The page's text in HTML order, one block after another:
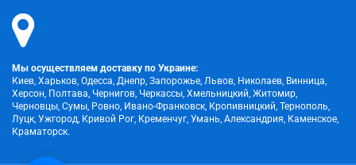
Мы осуществляем доставку по Украине:
Киев, Харьков, Одесса, Днепр, Запорожье, Львов, Николаев, Винница,
Херсон, Полтава, Чернигов, Черкассы, Хмельницкий, Житомир,
Черновцы, Сумы, Ровно, Ивано-Франковск, Кропивницкий, Тернополь,
Луцк, Ужгород, Кривой Рог, Кременчуг, Умань, Александрия, Каменское,
Краматорск.